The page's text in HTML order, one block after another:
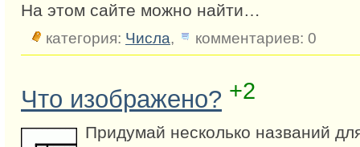
На этом сайте можно найти…
категория: Числа, комментариев: 0
Что изображено? +2
Придумай несколько названий